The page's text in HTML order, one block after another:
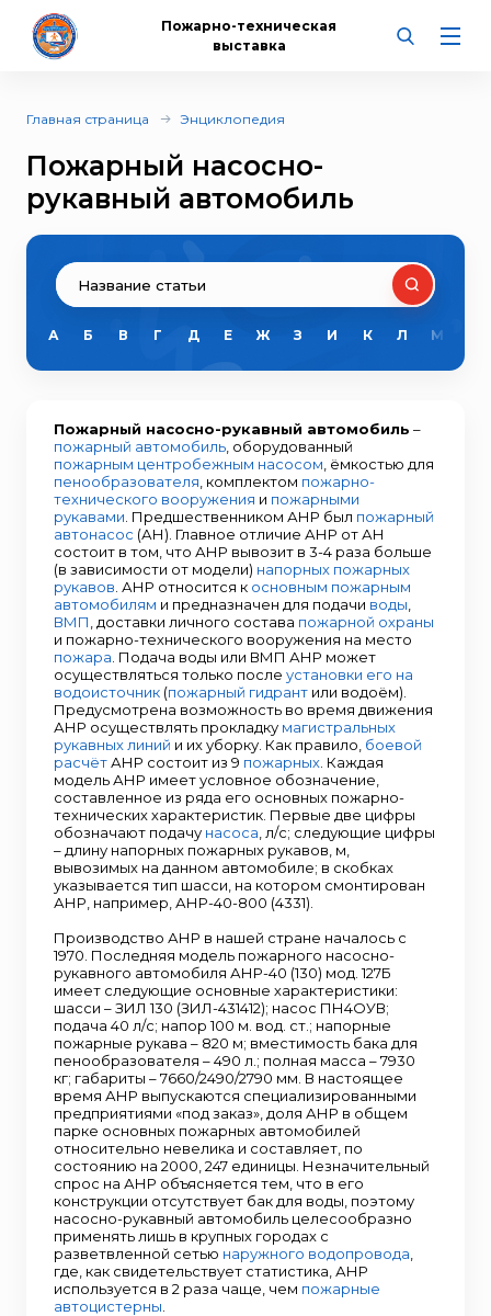
Пожарно-техническая
выставка
Главная страница Энциклопедия
Пожарный насосно-
рукавный автомобиль
А Б В Г Д Е Ж З И К Л М
Пожарный насосно-рукавный автомобиль –
пожарный автомобиль , оборудованный
пожарным центробежным насосом , ёмкостью для
пенообразователя , комплектом пожарно-
технического вооружения и пожарными
рукавами . Предшественником АНР был пожарный
автонасос (АН). Главное отличие АНР от АН
состоит в том, что АНР вывозит в 3-4 раза больше
(в зависимости от модели) напорных пожарных
рукавов . АНР относится к основным пожарным
автомобилям и предназначен для подачи воды
ВМП , доставки личного состава пожарной охраны
и пожарно-технического вооружения на место
пожара . Подача воды или ВМП АНР может
осуществляться только после установки его на
водоисточник (пожарный гидрант или водоём).
Предусмотрена возможность во время движения
АНР осуществлять прокладку магистральных
рукавных линий и их уборку. Как правило, боевой
расчётАНР состоит из 9 пожарных . Каждая
модель АНР имеет условное обозначение,
составленное из ряда его основных пожарно-
технических характеристик. Первые две цифры
обозначают подачу насоса , л/с; следующие цифры
– длину напорных пожарных рукавов, м,
вывозимых на данном автомобиле; в скобках
указывается тип шасси, на котором смонтирован
АНР, например, АНР-40-800 (4331).
Производство АНР в нашей стране началось с
1970. Последняя модель пожарного насосно-
рукавного автомобиля АНР-40 (130) мод. 127Б
имеет следующие основные характеристики:
шасси – ЗИЛ 130 (ЗИЛ-431412); насос ПН4ОУВ;
подача 40 л/с; напор 100 м. вод. ст.; напорные
пожарные рукава – 820 м; вместимость бака для
пенообразователя – 490 л.; полная масса – 7930
кг; габариты – 7660/2490/2790 мм. В настоящее
время АНР выпускаются специализированными
предприятиями «под заказ», доля АНР в общем
парке основных пожарных автомобилей
относительно невелика и составляет, по
состоянию на 2000, 247 единицы. Незначительный
спрос на АНР объясняется тем, что в его
конструкции отсутствует бак для воды, поэтому
насосно-рукавный автомобиль целесообразно
применять лишь в крупных городах с
разветвленной сетью наружного водопровода
где, как свидетельствует статистика, АНР
используется в 2 раза чаще, чем пожарные
автоцистерны